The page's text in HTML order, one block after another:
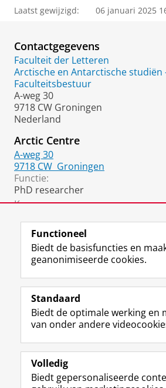
r
t
l
Laatst gewijzigd: 06 januari 2025
Contactgegevens
Faculteit der Letteren
Arctische en Antarctische
Faculteitsbestuur
A-weg 30
9718 CW Groningen
Nederland
Arctic Centre
A-weg 30
9718 CW Groningen
Functie:
PhD researcher
Kamer:
Volg de RUG
F
a
e
b
o
p
L
i
k
e
I
-
Studiekiezers
Alumni
Over ons
Functioneel
Biedt de basisfuncties en
geanonimiseerde cookies.
Standaard
Biedt de optimale werking en
van onder andere
Volledig
Biedt gepersonaliseerde